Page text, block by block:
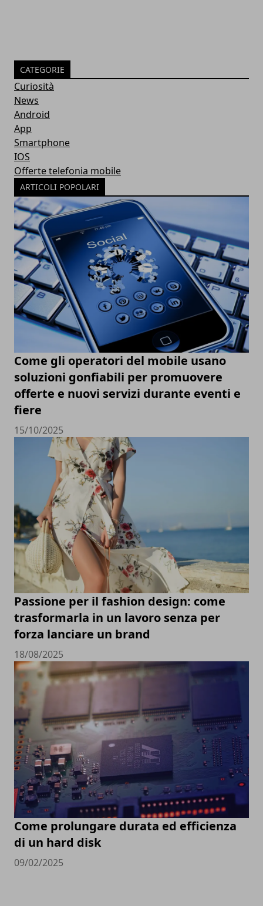
CATEGORIE
Curiosità
News
Android
App
Smartphone
IOS
Offerte telefonia mobile
ARTICOLI POPOLARI
Come gli operatori del mobile usano
soluzioni gonfiabili per promuovere
offerte e nuovi servizi durante eventi e
fiere
15/10/2025
Passione per il fashion design: come
trasformarla in un lavoro senza per
forza lanciare un brand
18/08/2025
Come prolungare durata ed efficienza
di un hard disk
09/02/2025